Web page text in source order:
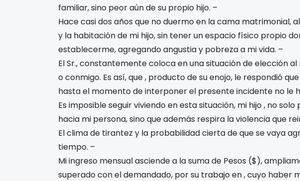
familiar, sino peor aún de su propio hijo. –
Hace casi dos años que no duermo en la cama matrimonial,
y la habitación de mi hijo, sin tener un espacio físico propio
establecerme, agregando angustia y pobreza a mi vida. –
El Sr., constantemente coloca en una situación de elección al
o conmigo. Es así, que, producto de su enojo, le respondió
hasta el momento de interponer el presente incidente no le
Es imposible seguir viviendo en esta situación, mi hijo, no solo
hacia mi persona, sino que además respira la violencia que
El clima de tirantez y la probabilidad cierta de que se vaya
tiempo. –
Mi ingreso mensual asciende a la suma de Pesos ($),
superado con el demandado, por su trabajo en, cuyo haber